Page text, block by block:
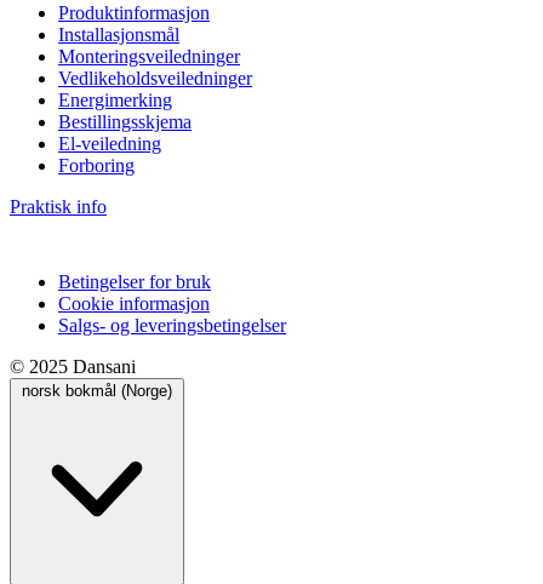
Produktinformasjon
Installasjonsmål
Monteringsveiledninger
Vedlikeholdsveiledninger
Energimerking
Bestillingsskjema
El-veiledning
Forboring
Praktisk info
Betingelser for bruk
Cookie informasjon
Salgs- og leveringsbetingelser
© 2025 Dansani
norsk bokmål (Norge)